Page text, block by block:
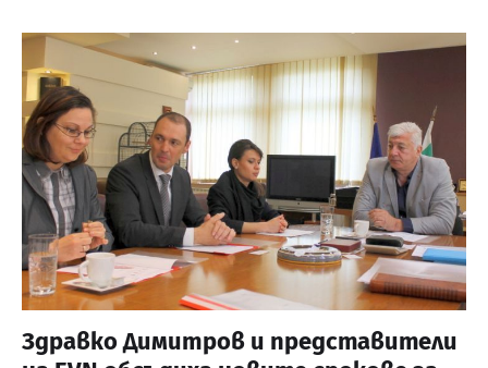
Здравко Димитров и представители